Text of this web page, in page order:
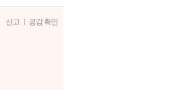
신고 | 공감 확인